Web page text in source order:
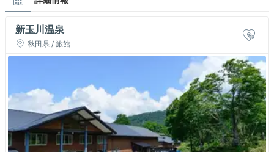
新玉川温泉
秋田県 / 旅館